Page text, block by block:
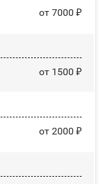
от 7000 ₽
от 1500 ₽
от 2000 ₽